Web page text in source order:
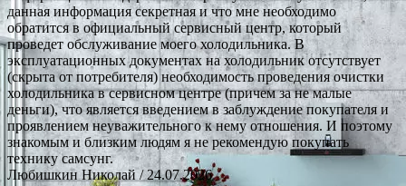
данная информация секретная и что мне необходимо
обратится в официальный сервисный центр, который
проведет обслуживание моего холодильника. В
эксплуатационных документах на холодильник отсутствует
(скрыта от потребителя) необходимость проведения очистки
холодильника в сервисном центре (причем за не малые
деньги), что является введением в заблуждение покупателя и
проявлением неуважительного к нему отношения. И поэтому
знакомым и близким людям я не рекомендую покупать
технику самсунг.
Любишкин Николай/ 24.07.2026